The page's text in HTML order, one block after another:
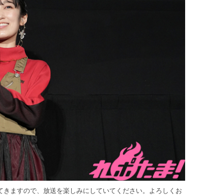
きますので、放送を楽しみにしていてください。よろしくお